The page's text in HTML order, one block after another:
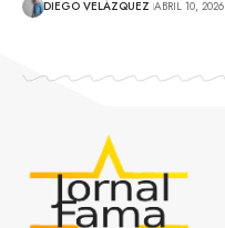
DIEGO VELÁZQUEZ ABRIL 10, 2026